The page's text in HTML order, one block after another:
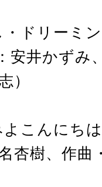
ドリーミ
安井かずみ
）
こんにち
杏樹、作曲